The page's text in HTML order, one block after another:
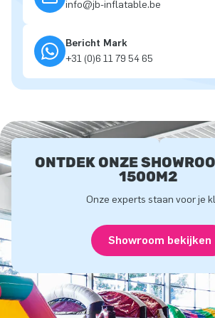
info@jb-inflatable.be
Bericht Mark
+31 (0)6 11 79 54 65
ONTDEK ONZE
1500M2
Onze experts staan voor je
Showroom bekijken